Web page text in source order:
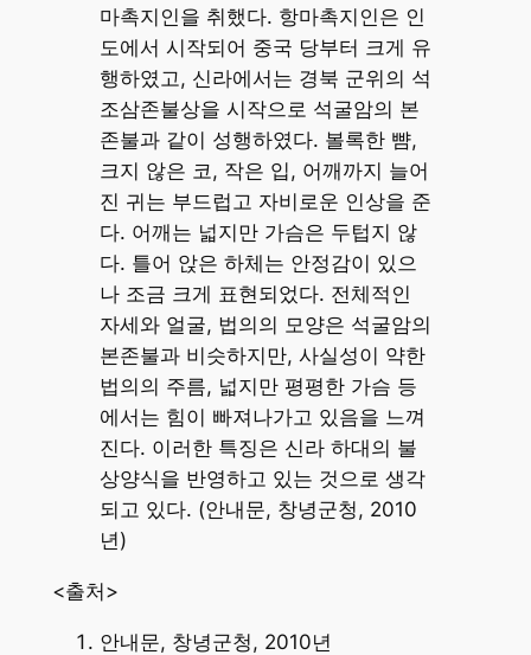
마촉지인을 취했다. 항마촉지인은 인
도에서 시작되어 중국 당부터 크게 유
행하였고, 신라에서는 경북 군위의 석
조삼존불상을 시작으로 석굴암의 본
존불과 같이 성행하였다. 볼록한 뺨,
크지 않은 코, 작은 입, 어깨까지 늘어
진 귀는 부드럽고 자비로운 인상을 준
다. 어깨는 넓지만 가슴은 두텁지 않
다. 틀어 앉은 하체는 안정감이 있으
나 조금 크게 표현되었다. 전체적인
자세와 얼굴, 법의의 모양은 석굴암의
본존불과 비슷하지만, 사실성이 약한
법의의 주름, 넓지만 평평한 가슴 등
에서는 힘이 빠져나가고 있음을 느껴
진다. 이러한 특징은 신라 하대의 불
상양식을 반영하고 있는 것으로 생각
되고 있다. (안내문, 창녕군청, 2010
년)
<출처>
안내문, 창녕군청, 2010년